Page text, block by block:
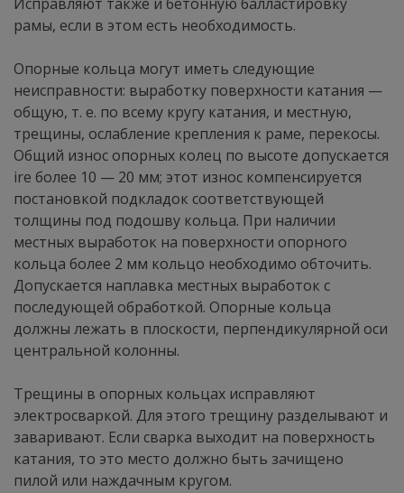
рамы, если в этом есть необходимость.
Опорные кольца могут иметь следующие
неисправности: выработку поверхности катания —
общую, т. е. по всему кругу катания, и местную,
трещины, ослабление крепления к раме, перекосы.
Общий износ опорных колец по высоте допускается
ire более 10 — 20 мм; этот износ компенсируется
постановкой подкладок соответствующей
толщины под подошву кольца. При наличии
местных выработок на поверхности опорного
кольца более 2 мм кольцо необходимо обточить.
Допускается наплавка местных выработок с
последующей обработкой. Опорные кольца
должны лежать в плоскости, перпендикулярной оси
центральной колонны.
Трещины в опорных кольцах исправляют
электросваркой. Для этого трещину разделывают и
заваривают. Если сварка выходит на поверхность
катания, то это место должно быть зачищено
пилой или наждачным кругом.